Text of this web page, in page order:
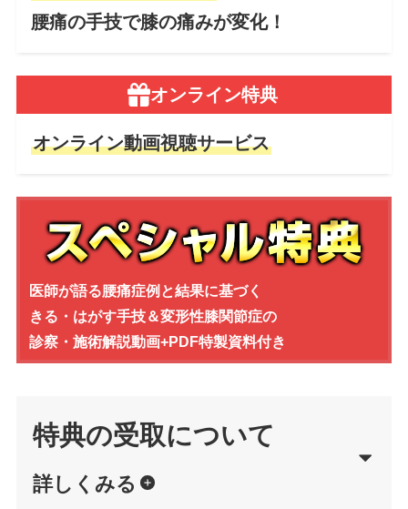
腰痛の手技で膝の痛みが変化！
オンライン特典
オンライン動画視聴サービス
医師が語る腰痛症例と結果に基づく
きる・はがす手技＆変形性膝関節症の
診察・施術解説動画+PDF特製資料付き
特典の受取について
詳しくみる